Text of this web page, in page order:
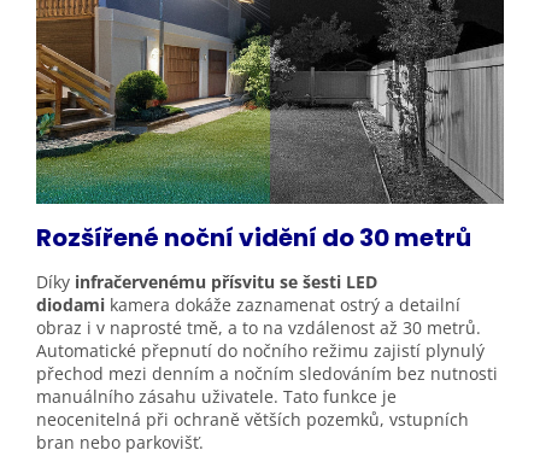
Rozšířené noční vidění do 30metrů
Díky infračervenému přísvitu se šesti LED
diodami kamera dokáže zaznamenat ostrý a detailní
obraz i v naprosté tmě, a to na vzdálenost až 30 metrů.
Automatické přepnutí do nočního režimu zajistí plynulý
přechod mezi denním a nočním sledováním bez nutnosti
manuálního zásahu uživatele. Tato funkce je
neocenitelná při ochraně větších pozemků, vstupních
bran nebo parkovišť.